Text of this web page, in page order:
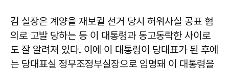
김 실장은 계양을 재보궐 선거 당시 허위사실 공표 혐
의로 고발 당하는 등 이 대통령과 동고동락한 사이로
도 잘 알려져 있다. 이에 이 대통령이 당대표가 된 후에
는 당대표실 정무조정부실장으로 임명돼 이 대통령을